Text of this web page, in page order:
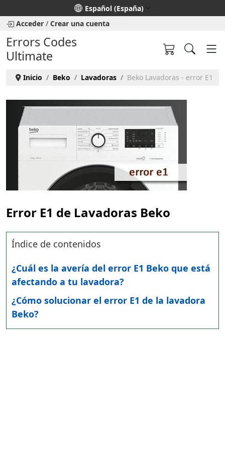
Seleccione su idioma
Español (España)
Acceder / Crear una cuenta
Errors Codes
Ultimate
Inicio Beko Lavadoras Beko Lavadoras - error E1
Error E1 de Lavadoras Beko
Índice de contenidos
¿Cuál es la avería del error E1 Beko que está
afectando a tu lavadora?
¿Cómo solucionar el error E1 de la lavadora
Beko?